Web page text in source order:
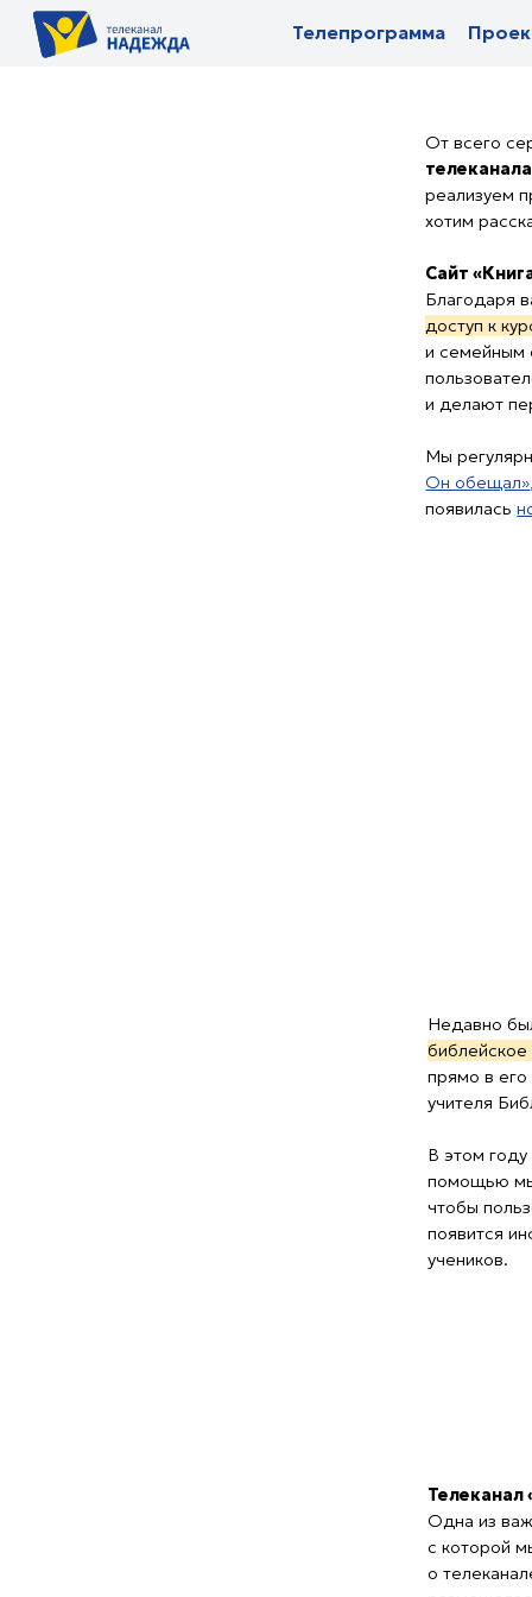
Телепрограмма Проекты
Телепрограмма Проекты
телеканала
реализуем
хотим рассказать
Благодаря вам
доступ к курсам
о
и семейным
пользователей.
и делают первые
Мы регулярно
появиласьновинка
Недавно была
В этом году мы
помощью мы
чтобы
появится
Одна из важных
с которой мы не
о телеканале